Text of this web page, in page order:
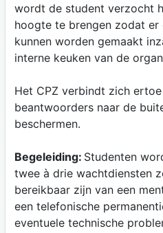
wordt de student verzocht
hoogte te brengen zodat
kunnen worden gemaakt
interne keuken van de
Het CPZ verbindt zich
beantwoorders naar de
beschermen.
Begeleiding: Studenten
twee à drie wachtdiensten
bereikbaar zijn van een
een telefonische
eventuele technische